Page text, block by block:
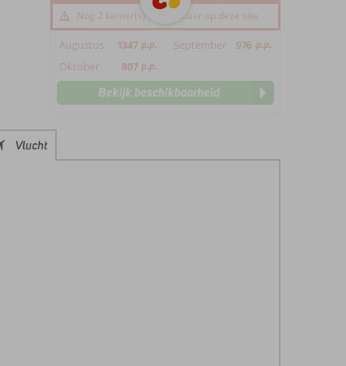
Nog 2 kamer(s) beschikbaar op deze site
Augustus 1347 p.p. September 976 p.p.
Oktober 807 p.p.
Bekijk beschikbaarheid
Vlucht